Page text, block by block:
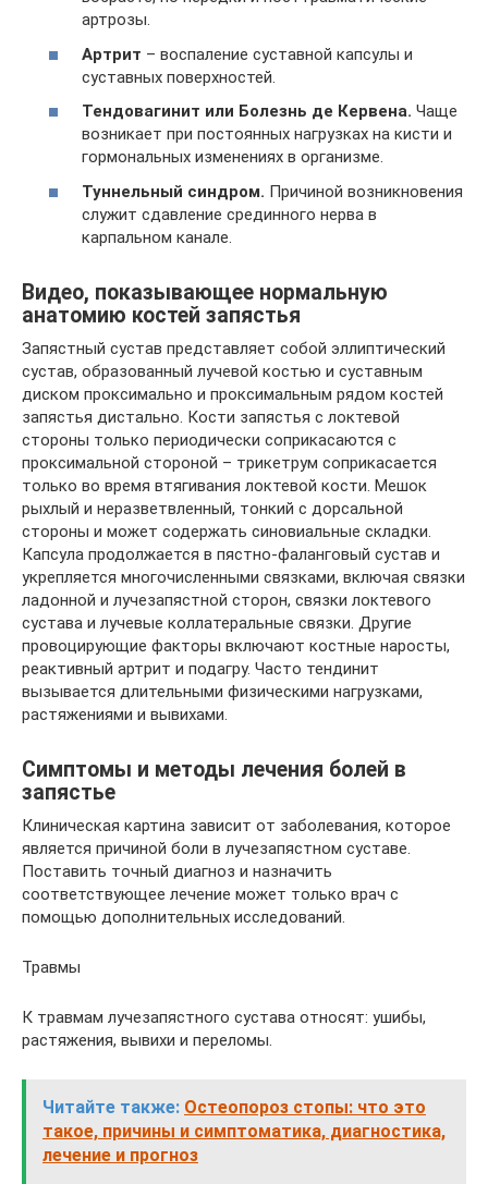
артрозы.
Артрит – воспаление суставной капсулы и
суставных поверхностей.
Тендовагинит или Болезнь де Кервена. Чаще
возникает при постоянных нагрузках на кисти и
гормональных изменениях в организме.
Туннельный синдром. Причиной возникновения
служит сдавление срединного нерва в
карпальном канале.
Видео, показывающее нормальную
анатомию костей запястья
Запястный сустав представляет собой эллиптический
сустав, образованный лучевой костью и суставным
диском проксимально и проксимальным рядом костей
запястья дистально. Кости запястья с локтевой
стороны только периодически соприкасаются с
проксимальной стороной – трикетрум соприкасается
только во время втягивания локтевой кости. Мешок
рыхлый и неразветвленный, тонкий с дорсальной
стороны и может содержать синовиальные складки.
Капсула продолжается в пястно-фаланговый сустав и
укрепляется многочисленными связками, включая связки
ладонной и лучезапястной сторон, связки локтевого
сустава и лучевые коллатеральные связки. Другие
провоцирующие факторы включают костные наросты,
реактивный артрит и подагру. Часто тендинит
вызывается длительными физическими нагрузками,
растяжениями и вывихами.
Симптомы и методы лечения болей в
запястье
Клиническая картина зависит от заболевания, которое
является причиной боли в лучезапястном суставе.
Поставить точный диагноз и назначить
соответствующее лечение может только врач с
помощью дополнительных исследований.
Травмы
К травмам лучезапястного сустава относят: ушибы,
растяжения, вывихи и переломы.
Читайте также: Остеопороз стопы: что это
такое, причины и симптоматика, диагностика,
лечение и прогноз